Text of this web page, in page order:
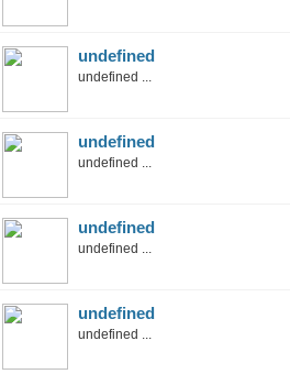
undefined
undefined ...
undefined
undefined ...
undefined
undefined ...
undefined
undefined ...